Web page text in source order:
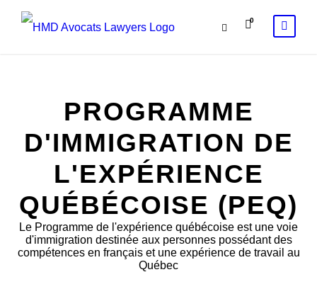
0
PROGRAMME
D'IMMIGRATION DE
L'EXPÉRIENCE
QUÉBÉCOISE (PEQ)
Le Programme de l'expérience québécoise est une voie
d'immigration destinée aux personnes possédant des
compétences en français et une expérience de travail au
Québec